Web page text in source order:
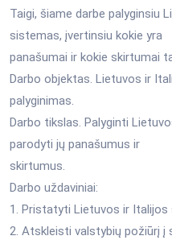
Taigi, šiame darbe palyginsiu
sistemas, įvertinsiu kokie yra
panašumai ir kokie skirtumai
Darbo objektas. Lietuvos ir
palyginimas.
Darbo tikslas. Palyginti
parodyti jų panašumus ir
skirtumus.
Darbo uždaviniai:
1. Pristatyti Lietuvos ir
2. Atskleisti valstybių požiūrį